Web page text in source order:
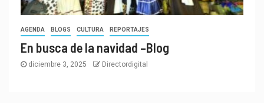
AGENDA BLOGS CULTURA REPORTAJES
En busca de la navidad –Blog
diciembre 3, 2025 Directordigital